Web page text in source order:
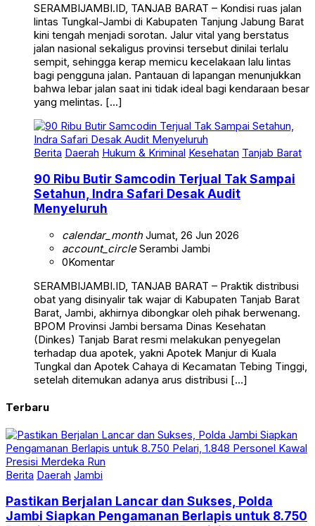
SERAMBIJAMBI.ID, TANJAB BARAT – Kondisi ruas jalan
lintas Tungkal-Jambi di Kabupaten Tanjung Jabung Barat
kini tengah menjadi sorotan. Jalur vital yang berstatus
jalan nasional sekaligus provinsi tersebut dinilai terlalu
sempit, sehingga kerap memicu kecelakaan lalu lintas
bagi pengguna jalan. Pantauan di lapangan menunjukkan
bahwa lebar jalan saat ini tidak ideal bagi kendaraan besar
yang melintas. […]
Berita Daerah Hukum & Kriminal Kesehatan Tanjab Barat
90 Ribu Butir Samcodin Terjual Tak Sampai
Setahun, Indra Safari Desak Audit
Menyeluruh
calendar_monthJumat, 26 Jun 2026
account_circleSerambi Jambi
0Komentar
SERAMBIJAMBI.ID, TANJAB BARAT – Praktik distribusi
obat yang disinyalir tak wajar di Kabupaten Tanjab Barat
Barat, Jambi, akhirnya dibongkar oleh pihak berwenang.
BPOM Provinsi Jambi bersama Dinas Kesehatan
(Dinkes) Tanjab Barat resmi melakukan penyegelan
terhadap dua apotek, yakni Apotek Manjur di Kuala
Tungkal dan Apotek Cahaya di Kecamatan Tebing Tinggi,
setelah ditemukan adanya arus distribusi […]
Terbaru
Berita Daerah Jambi
Pastikan Berjalan Lancar dan Sukses, Polda
Jambi Siapkan Pengamanan Berlapis untuk 8.750